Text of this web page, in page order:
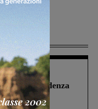
oltre la scadenza
“Un